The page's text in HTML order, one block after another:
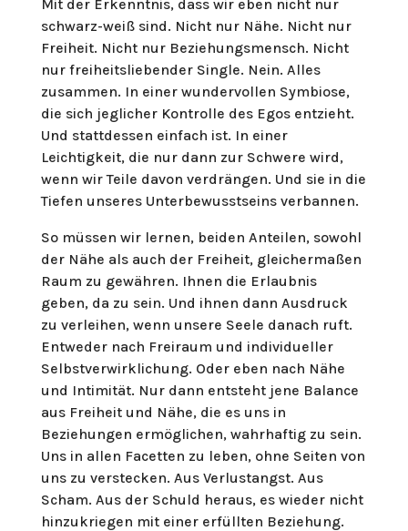
Mit der Erkenntnis, dass wir eben nicht nur
schwarz-weiß sind. Nicht nur Nähe. Nicht nur
Freiheit. Nicht nur Beziehungsmensch. Nicht
nur freiheitsliebender Single. Nein. Alles
zusammen. In einer wundervollen Symbiose,
die sich jeglicher Kontrolle des Egos entzieht.
Und stattdessen einfach ist. In einer
Leichtigkeit, die nur dann zur Schwere wird,
wenn wir Teile davon verdrängen. Und sie in die
Tiefen unseres Unterbewusstseins verbannen.
So müssen wir lernen, beiden Anteilen, sowohl
der Nähe als auch der Freiheit, gleichermaßen
Raum zu gewähren. Ihnen die Erlaubnis
geben, da zu sein. Und ihnen dann Ausdruck
zu verleihen, wenn unsere Seele danach ruft.
Entweder nach Freiraum und individueller
Selbstverwirklichung. Oder eben nach Nähe
und Intimität. Nur dann entsteht jene Balance
aus Freiheit und Nähe, die es uns in
Beziehungen ermöglichen, wahrhaftig zu sein.
Uns in allen Facetten zu leben, ohne Seiten von
uns zu verstecken. Aus Verlustangst. Aus
Scham. Aus der Schuld heraus, es wieder nicht
hinzukriegen mit einer erfüllten Beziehung.